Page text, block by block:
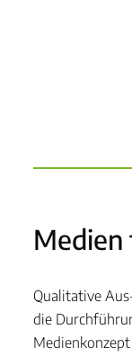
Qualitative
die